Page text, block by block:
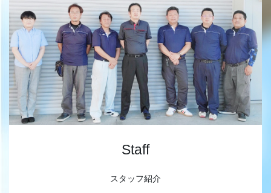
Staff
スタッフ紹介